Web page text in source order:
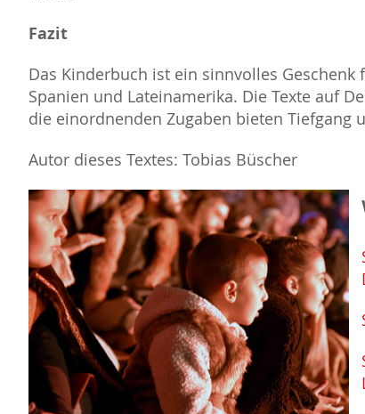
Fazit
Das Kinderbuch ist ein sinnvolles
Spanien und Lateinamerika. Die Texte auf
die einordnenden Zugaben bieten Tiefgang
Autor dieses Textes: Tobias Büscher